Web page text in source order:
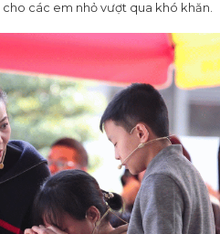
các em nhỏ vượt qua khó khăn.